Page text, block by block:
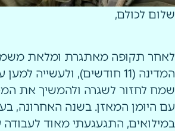
שלום לכולם,
לאחר תקופה מאתגרת ומלאת
המדינה (11 חודשים), ולעשייה
שמח לחזור לשגרה ולהמשיך את
עם היומן המאזן. בשנה האחרונה,
במילואים, התגעגעתי מאוד לעבודה